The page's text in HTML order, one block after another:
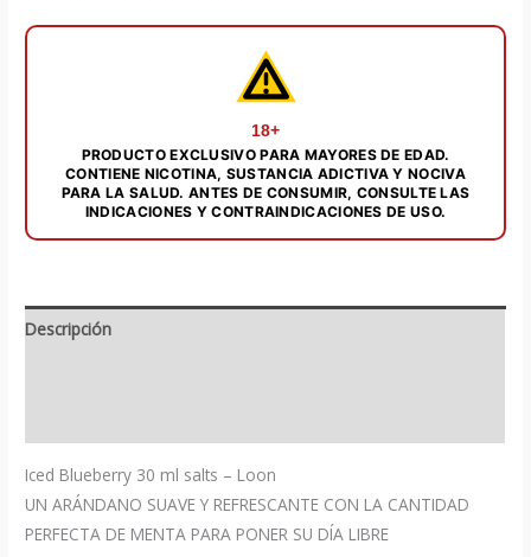
salts
18+
PRODUCTO EXCLUSIVO PARA MAYORES DE EDAD.
CONTIENE NICOTINA, SUSTANCIA ADICTIVA Y NOCIVA
PARA LA SALUD. ANTES DE CONSUMIR, CONSULTE LAS
INDICACIONES Y CONTRAINDICACIONES DE USO.
Descripción
Iced Blueberry 30 ml salts – Loon
UN ARÁNDANO SUAVE Y REFRESCANTE CON LA CANTIDAD
PERFECTA DE MENTA PARA PONER SU DÍA LIBRE